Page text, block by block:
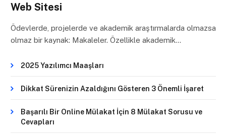
Web Sitesi
Ödevlerde, projelerde ve akademik araştırmalarda olmazsa
olmaz bir kaynak: Makaleler. Özellikle akademik…
2025 Yazılımcı Maaşları
Dikkat Sürenizin Azaldığını Gösteren 3 Önemli İşaret
Başarılı Bir Online Mülakat İçin 8 Mülakat Sorusu ve
Cevapları